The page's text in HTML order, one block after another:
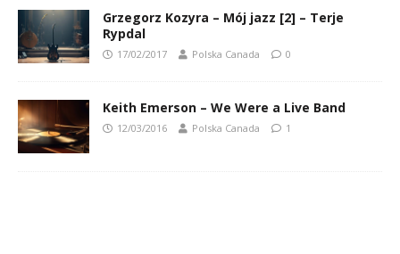
Grzegorz Kozyra – Mój jazz [2] – Terje
Rypdal
17/02/2017 Polska Canada 0
Keith Emerson – We Were a Live Band
12/03/2016 Polska Canada 1